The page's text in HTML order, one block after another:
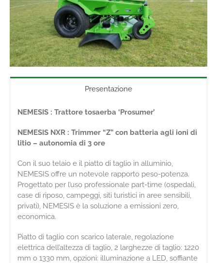
Presentazione
NEMESIS : Trattore tosaerba ‘Prosumer’
NEMESIS NXR : Trimmer “Z” con batteria agli ioni di
litio – autonomia di 3 ore
Con il suo telaio e il piatto di taglio in alluminio,
NEMESIS offre un notevole rapporto peso-potenza.
Progettato per l’uso professionale part-time (ospedali,
case di riposo, campeggi, siti turistici in aree sensibili,
privati), NEMESIS è la soluzione a emissioni zero,
economica.
Piatto di taglio con scarico laterale, regolazione
elettrica dell’altezza di taglio, 2 larghezze di taglio: 1220
mm o 1330 mm, opzioni: illuminazione a LED, soffiante